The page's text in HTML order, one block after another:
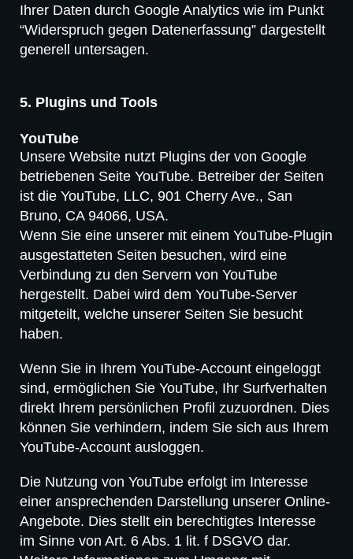
Ihrer Daten durch Google Analytics wie im Punkt
“Widerspruch gegen Datenerfassung” dargestellt
generell untersagen.
5. Plugins und Tools
YouTube
Unsere Website nutzt Plugins der von Google
betriebenen Seite YouTube. Betreiber der Seiten
ist die YouTube, LLC, 901 Cherry Ave., San
Bruno, CA 94066, USA.
Wenn Sie eine unserer mit einem YouTube-Plugin
ausgestatteten Seiten besuchen, wird eine
Verbindung zu den Servern von YouTube
hergestellt. Dabei wird dem YouTube-Server
mitgeteilt, welche unserer Seiten Sie besucht
haben.
Wenn Sie in Ihrem YouTube-Account eingeloggt
sind, ermöglichen Sie YouTube, Ihr Surfverhalten
direkt Ihrem persönlichen Profil zuzuordnen. Dies
können Sie verhindern, indem Sie sich aus Ihrem
YouTube-Account ausloggen.
Die Nutzung von YouTube erfolgt im Interesse
einer ansprechenden Darstellung unserer Online-
Angebote. Dies stellt ein berechtigtes Interesse
im Sinne von Art. 6 Abs. 1 lit. f DSGVO dar.